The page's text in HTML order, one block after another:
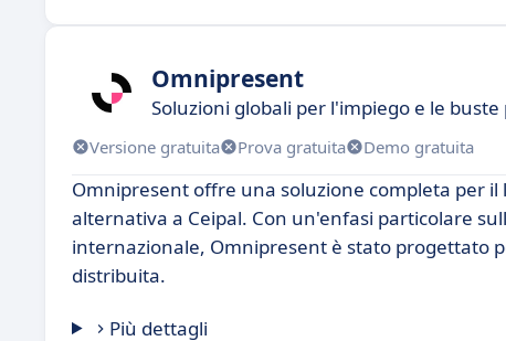
Omnipresent
Soluzioni globali per l'impiego e le buste
Versione gratuita Prova gratuita Demo gratuita
Omnipresent offre una soluzione completa per
alternativa a Ceipal. Con un'enfasi particolare
internazionale, Omnipresent è stato progettato
distribuita.
Più dettagli